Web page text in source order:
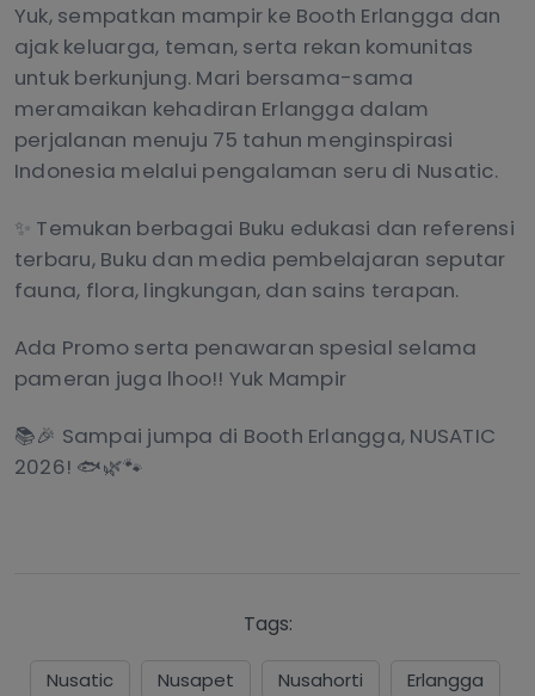
Yuk, sempatkan mampir ke Booth Erlangga dan
ajak keluarga, teman, serta rekan komunitas
untuk berkunjung. Mari bersama-sama
meramaikan kehadiran Erlangga dalam
perjalanan menuju 75 tahun menginspirasi
Indonesia melalui pengalaman seru di Nusatic.
✨ Temukan berbagai Buku edukasi dan referensi
terbaru, Buku dan media pembelajaran seputar
fauna, flora, lingkungan, dan sains terapan.
Ada Promo serta penawaran spesial selama
pameran juga lhoo!! Yuk Mampir
📚🎉 Sampai jumpa di Booth Erlangga, NUSATIC
2026! 🐟🌿🐾
Tags:
Nusatic Nusapet Nusahorti
Erlangga